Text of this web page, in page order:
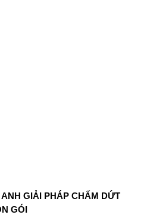
GIẢI PHÁP CHẤM DỨT
GÓI